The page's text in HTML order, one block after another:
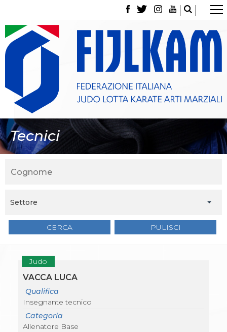
Tecnici
La Federazione
Tesseramento
Contatti
Norme e modulistica Affiliazioni e Tesseramenti
Classifica Società Sportive con più di 100 atleti
tesserati
Giustizia Sportiva
Gare e Risultati
Archivio eventi
Dove siamo
Media
Attività Didattica
Attività Didattica
Settore
CERCA PULISCI
Judo
VACCA LUCA
Qualifica
Insegnante tecnico
Categoria
Allenatore Base